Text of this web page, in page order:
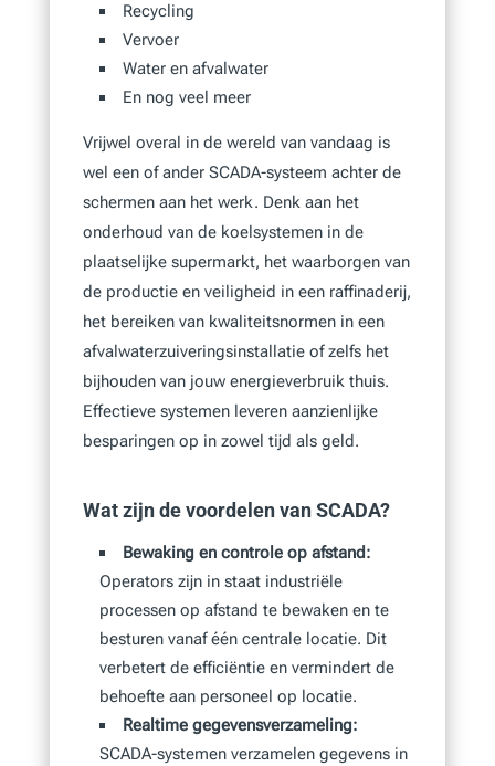
Recycling
Vervoer
Water en afvalwater
En nog veel meer
Vrijwel overal in de wereld van vandaag is
wel een of ander SCADA-systeem achter de
schermen aan het werk. Denk aan het
onderhoud van de koelsystemen in de
plaatselijke supermarkt, het waarborgen van
de productie en veiligheid in een raffinaderij,
het bereiken van kwaliteitsnormen in een
afvalwaterzuiveringsinstallatie of zelfs het
bijhouden van jouw energieverbruik thuis.
Effectieve systemen leveren aanzienlijke
besparingen op in zowel tijd als geld.
Wat zijn de voordelen van SCADA?
Bewaking en controle op afstand:
Operators zijn in staat industriële
processen op afstand te bewaken en te
besturen vanaf één centrale locatie. Dit
verbetert de efficiëntie en vermindert de
behoefte aan personeel op locatie.
Realtime gegevensverzameling:
SCADA-systemen verzamelen gegevens in